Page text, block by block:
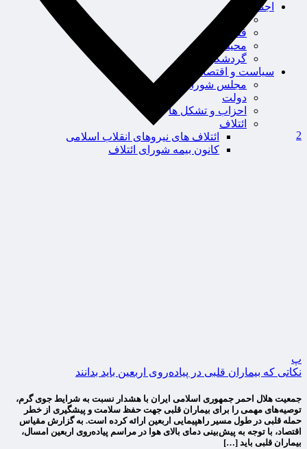
اجتماعی
سلامت
قضایی
محیط زیست
گردشگری
سیاست و اقتصاد
مجلس شورای اسلامی
دولت
احزاب و تشکل ها
ائتلاف
ائتلاف های نیروهای انقلاب اسلامی
کانون بیمه شورای ائتلاف
2
پ
نکاتی که بیماران قلبی در پیاده‌روی اربعین باید بدانند
جمعیت هلال احمر جمهوری اسلامی ایران با هشدار نسبت به شرایط جوی گرم،
توصیه‌های مهمی را برای بیماران قلبی جهت حفظ سلامت و پیشگیری از خطر
حمله قلبی در طول مسیر راهپیمایی اربعین ارائه کرده است. به گزارش مقیاس
اقتصاد، با توجه به پیش‌بینی دمای بالای هوا در مراسم پیاده‌روی اربعین امسال،
بیماران قلبی باید […]